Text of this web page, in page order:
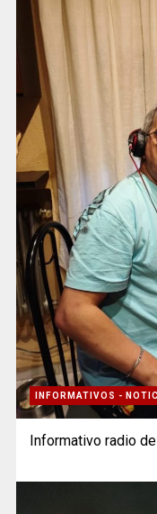
INFORMATIVOS -
Informativo radio